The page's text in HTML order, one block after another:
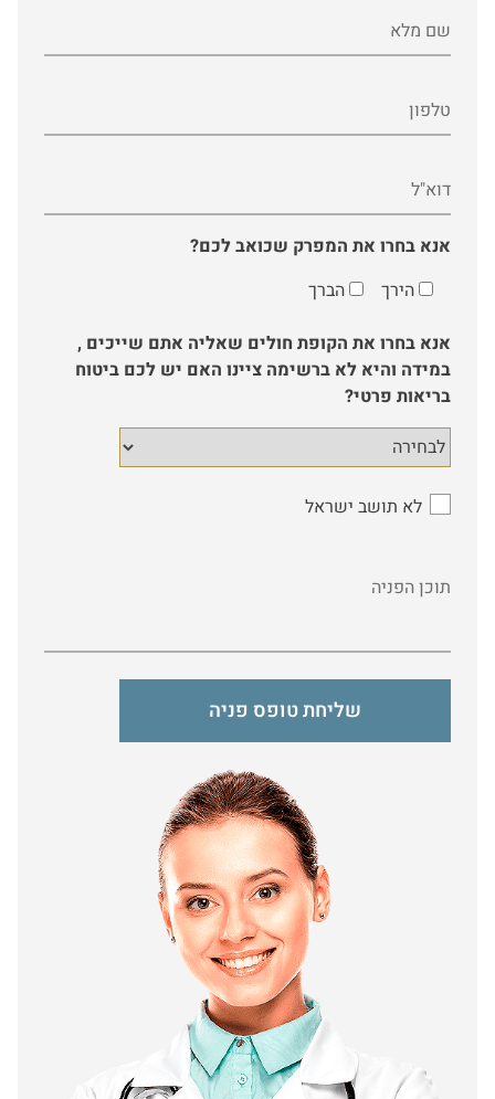
שם מלא
טלפון
דוא"ל
אנא בחרו את המפרק שכואב לכם?
הירך
הברך
אנא בחרו את הקופת חולים שאליה אתם שייכים ,
במידה והיא לא ברשימה ציינו האם יש לכם ביטוח
בריאות פרטי?
לא תושב ישראל
תוכן הפניה